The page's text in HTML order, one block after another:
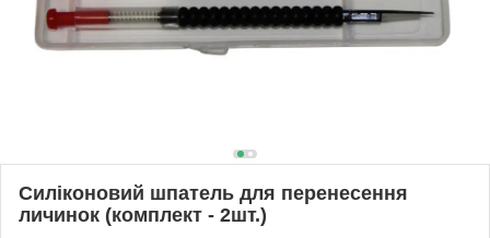
Силіконовий шпатель для перенесення
личинок (комплект - 2шт.)